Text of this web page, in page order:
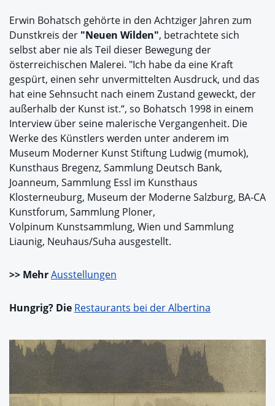
Erwin Bohatsch gehörte in den Achtziger Jahren zum
Dunstkreis der "Neuen Wilden", betrachtete sich
selbst aber nie als Teil dieser Bewegung der
österreichischen Malerei. "Ich habe da eine Kraft
gespürt, einen sehr unvermittelten Ausdruck, und das
hat eine Sehnsucht nach einem Zustand geweckt, der
außerhalb der Kunst ist.“, so Bohatsch 1998 in einem
Interview über seine malerische Vergangenheit. Die
Werke des Künstlers werden unter anderem im
Museum Moderner Kunst Stiftung Ludwig (mumok),
Kunsthaus Bregenz, Sammlung Deutsch Bank,
Joanneum, Sammlung Essl im Kunsthaus
Klosterneuburg, Museum der Moderne Salzburg, BA-CA
Kunstforum, Sammlung Ploner,
Volpinum Kunstsammlung, Wien und Sammlung
Liaunig, Neuhaus/Suha ausgestellt.
>> MehrAusstellungen
Hungrig? Die Restaurants bei der Albertina